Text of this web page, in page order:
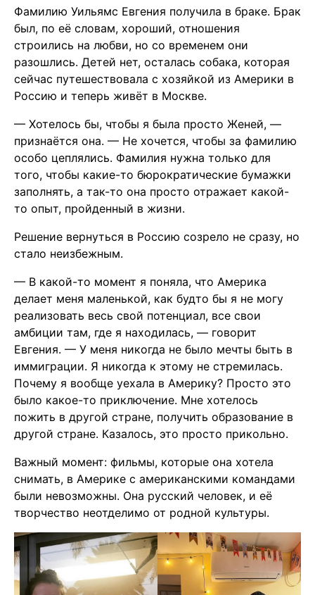
Фамилию Уильямс Евгения получила в браке. Брак
был, по её словам, хороший, отношения
строились на любви, но со временем они
разошлись. Детей нет, осталась собака, которая
сейчас путешествовала с хозяйкой из Америки в
Россию и теперь живёт в Москве.
— Хотелось бы, чтобы я была просто Женей, —
признаётся она. — Не хочется, чтобы за фамилию
особо цеплялись. Фамилия нужна только для
того, чтобы какие-то бюрократические бумажки
заполнять, а так-то она просто отражает какой-
то опыт, пройденный в жизни.
Решение вернуться в Россию созрело не сразу, но
стало неизбежным.
— В какой-то момент я поняла, что Америка
делает меня маленькой, как будто бы я не могу
реализовать весь свой потенциал, все свои
амбиции там, где я находилась, — говорит
Евгения. — У меня никогда не было мечты быть в
иммиграции. Я никогда к этому не стремилась.
Почему я вообще уехала в Америку? Просто это
было какое-то приключение. Мне хотелось
пожить в другой стране, получить образование в
другой стране. Казалось, это просто прикольно.
Важный момент: фильмы, которые она хотела
снимать, в Америке с американскими командами
были невозможны. Она русский человек, и её
творчество неотделимо от родной культуры.